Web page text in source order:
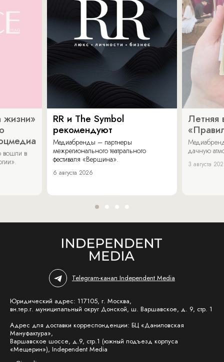
жизни»
вошли в
RR и The Symbol
рекомендуют
Медиабренды – партнеры
межрегионального театрального
фестиваля «Вершина».
6 августа 2026
Летняя
дачную
3 августа
Telegram-канал Independent Media
Юридический адрес: 117105, г. Москва,
вн.тер.г. муниципальный округ Донской, ш. Варшавское, д. 9, стр. 1
Адрес для доставки корреспонденции: БЦ «Даниловская
Мануфактура»,
Варшавское шоссе, д.9, стр.1 (южный подъезд корпуса
«Мещерин»), Independent Media